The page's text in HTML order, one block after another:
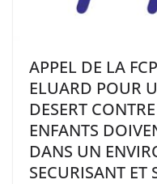
APPEL DE LA
ELUARD POUR
DESERT
ENFANTS
DANS UN
SECURISANT ET